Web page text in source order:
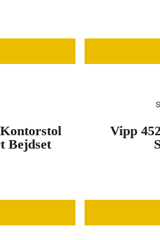
Bejdset
Vipp